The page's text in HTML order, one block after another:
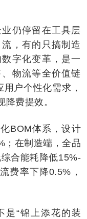
仍停留在工具层
，有的只搞制造
字化变革，是一
物流等全价值链
户个性化需求，
费提效。
BOM体系，设计
；在制造端，全品
合能耗降低15%-
费率下降0.5%，
是“锦上添花的装